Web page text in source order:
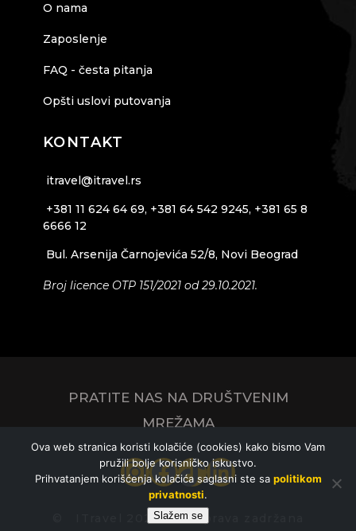
O nama
Zaposlenje
FAQ - česta pitanja
Opšti uslovi putovanja
KONTAKT
itravel@itravel.rs
+381 11 624 64 69, +381 64 542 9245, +381 65 8
6666 12
Bul. Arsenija Čarnojevića 52/8, Novi Beograd
Broj licence OTP 151/2021 od 29.10.2021.
PRATITE NAS NA DRUŠTVENIM
MREŽAMA
Instagram
Facebook
TikTokLinkedIn
© ITravel 2026 – Sva prava zadržana
Ova web stranica koristi kolačiće (cookies) kako bismo Vam
pružili bolje korisničko iskustvo.
Prihvatanjem korišćenja kolačića saglasni ste sa politikom
privatnosti.
Slažem se